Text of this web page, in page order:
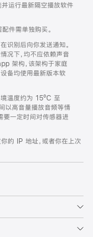
运行最新隔空播放软件
件需单独购买。
识别后向你发送通知。
况下，均不应依赖声音
架构，该架构于家庭
备均使用最新版本软
温度约为 15ºC 至
以高音量播放音频等情
要一定时间对传感器进
的 IP 地址，或者你在上次